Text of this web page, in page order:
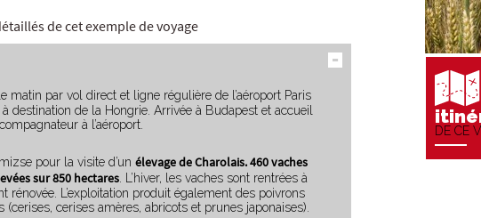
de cet exemple de voyage
matin par vol direct et ligne régulière de l’aéroport Paris
destination de la Hongrie. Arrivée à Budapest et accueil
à l’aéroport.
pour la visite d’un élevage de Charolais. 460 vaches
sur 850 hectares . L’hiver, les vaches sont rentrées à
rénovée. L’exploitation produit également des poivrons
(cerises, cerises amères, abricots et prunes japonaises).
DE CE